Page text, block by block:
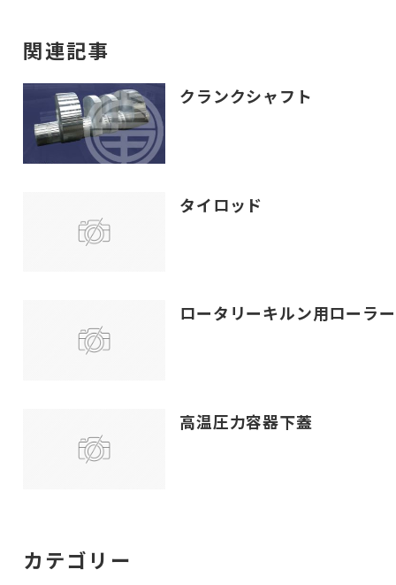
関連記事
クランクシャフト
タイロッド
ロータリーキルン用ローラー
高温圧力容器下蓋
カテゴリー